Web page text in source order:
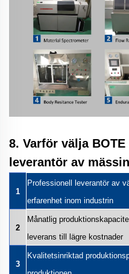
8. Varför välja
leverantör av
1
Professionell leverantör av
erfarenhet inom industrin
2
Månatlig
leverans till lägre kostnader
3
Kvalitetsinriktad